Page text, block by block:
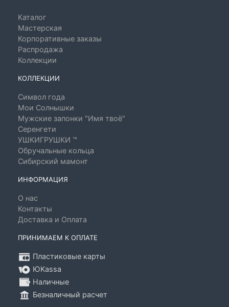
Каталог
Мастерская
Корпоративные заказы
Распродажа
Коллекции
КОЛЛЕКЦИИ
Символ года
Мои Солнышки
Мужские запонки "Имя твоё"
Серенгети
УШКИГРУШКИ ™
Обручальные кольца
Сибирский мамонт
ИНФОРМАЦИЯ
О нас
Контакты
Доставка и Оплата
ПРИНИМАЕМ К ОПЛАТЕ
Пластиковые карты
ЮKassa
Наличные
Безналичный расчет